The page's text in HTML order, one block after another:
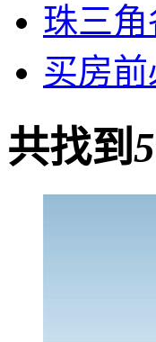
珠三
买房
共找到5